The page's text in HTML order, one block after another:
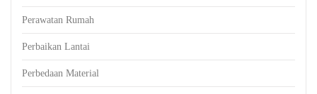
Perawatan Rumah
Perbaikan Lantai
Perbedaan Material